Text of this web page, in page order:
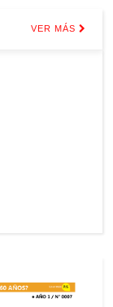
VER MÁS